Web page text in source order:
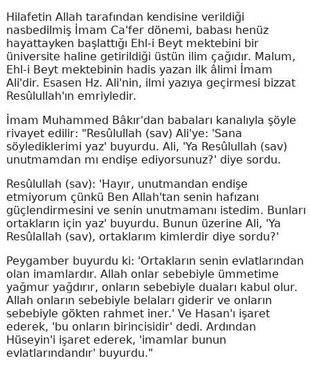
Hilafetin Allah tarafından kendisine verildiği
nasbedilmiş İmam Ca'fer dönemi, babası henüz
hayattayken başlattığı Ehl-i Beyt mektebini bir
üniversite haline getirildiği üstün ilim çağıdır. Malum,
Ehl-i Beyt mektebinin hadis yazan ilk âlimi İmam
Ali'dir. Esasen Hz. Ali'nin, ilmi yazıya geçirmesi bizzat
Resûlullah'ın emriyledir.
İmam Muhammed Bâkır'dan babaları kanalıyla şöyle
rivayet edilir: "Resûlullah (sav) Ali'ye: 'Sana
söylediklerimi yaz' buyurdu. Ali, 'Ya Resûlullah (sav)
unutmamdan mı endişe ediyorsunuz?' diye sordu.
Resûlullah (sav): 'Hayır, unutmandan endişe
etmiyorum çünkü Ben Allah'tan senin hafızanı
güçlendirmesini ve senin unutmamanı istedim. Bunları
ortakların için yaz' buyurdu. Bunun üzerine Ali, 'Ya
Resûlallah (sav), ortaklarım kimlerdir diye sordu?'
Peygamber buyurdu ki: 'Ortakların senin evlatlarından
olan imamlardır. Allah onlar sebebiyle ümmetime
yağmur yağdırır, onların sebebiyle duaları kabul olur.
Allah onların sebebiyle belaları giderir ve onların
sebebiyle gökten rahmet iner.' Ve Hasan'ı işaret
ederek, 'bu onların birincisidir' dedi. Ardından
Hüseyin'i işaret ederek, 'imamlar bunun
evlatlarındandır' buyurdu."